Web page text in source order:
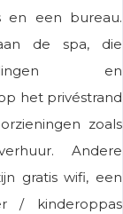
en een bureau.
de spa, die
en
het privéstrand
zoals
Andere
gratis wifi, een
/ kinderoppas